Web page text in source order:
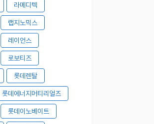
라메디텍
랩지노믹스
레이언스
로보티즈
롯데렌탈
롯데에너지머티리얼즈
롯데이노베이트